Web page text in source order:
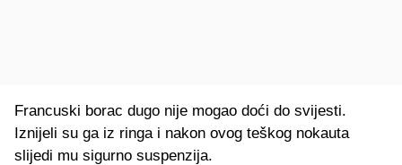
Francuski borac dugo nije mogao doći do svijesti.
Iznijeli su ga iz ringa i nakon ovog teškog nokauta
slijedi mu sigurno suspenzija.